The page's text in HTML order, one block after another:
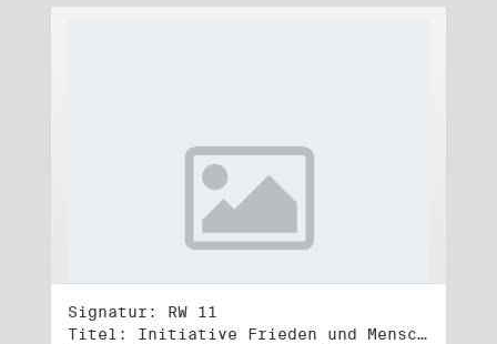
Signatur: RW 11
Titel: Initiative Frieden und Menschenrechte (1)